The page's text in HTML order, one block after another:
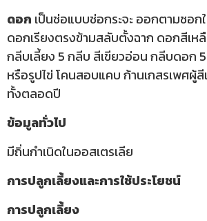
ดอก เป็นช่อแบบช่อกระจะ ออกตามซอ
ดอกเรียงตรงข้ามสลับตั้งฉาก ดอกสีเห
กลีบเลี้ยง 5 กลีบ สีเขียวอ่อน กลีบดอก
หรือรูปไข่ โคนสอบแคบ ก้านเกสรเพศผู้
ทั้งตลอดปี
ข้อมูลทั่วไป
มีถิ่นกำเนิดในออสเตรเลีย
การปลูกเลี้ยงและการใช้ประโยชน์
การปลูกเลี้ยง